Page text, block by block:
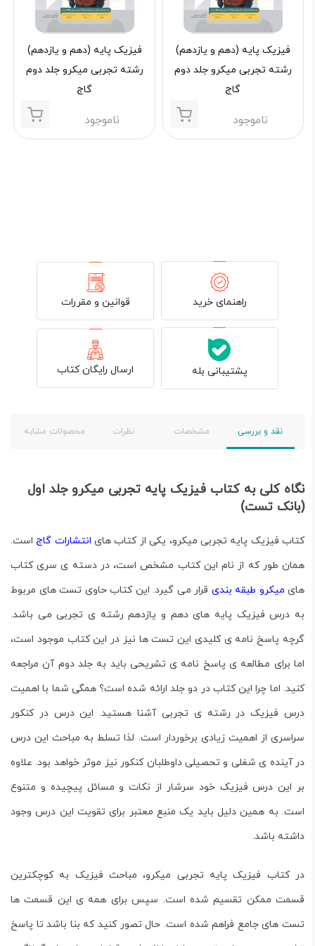
فیزیک پایه (دهم و یازدهم)
رشته تجربی میکرو جلد دوم
گاج
ناموجود
فیزیک پایه (دهم و یازدهم)
رشته تجربی میکرو جلد دوم
گاج
ناموجود
راهنمای خرید قوانین و مقررات
پشتیبانی بله ارسال رایگان کتاب
نقد و بررسی مشخصات نظرات محصولات مشابه
نگاه کلی به کتاب فیزیک پایه تجربی میکرو جلد اول
(بانک تست)
کتاب فیزیک پایه تجربی میکرو، یکی از کتاب های انتشارات گاج است.
همان طور که از نام این کتاب مشخص است، در دسته ی سری کتاب
های میکرو طبقه بندی قرار می گیرد. این کتاب حاوی تست های مربوط
به درس فیزیک پایه های دهم و یازدهم رشته ی تجربی می باشد.
گرچه پاسخ نامه ی کلیدی این تست ها نیز در این کتاب موجود است،
اما برای مطالعه ی پاسخ نامه ی تشریحی باید به جلد دوم آن مراجعه
کنید. اما چرا این کتاب در دو جلد ارائه شده است؟ همگی شما با اهمیت
درس فیزیک در رشته ی تجربی آشنا هستید. این درس در کنکور
سراسری از اهمیت زیادی برخوردار است. لذا تسلط به مباحث این درس
در آینده ی شغلی و تحصیلی داوطلبان کنکور نیز موثر خواهد بود. علاوه
بر این درس فیزیک خود سرشار از نکات و مسائل پیچیده و متنوع
است. به همین دلیل باید یک منبع معتبر برای تقویت این درس وجود
داشته باشد.
در کتاب فیزیک پایه تجربی میکرو، مباحث فیزیک به کوچکترین
قسمت ممکن تقسیم شده است. سپس برای همه ی این قسمت ها
تست های جامع فراهم شده است. حال تصور کنید که بنا باشد تا پاسخ